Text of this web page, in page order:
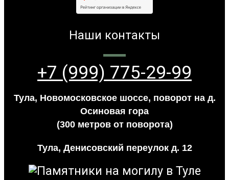
Наши контакты
+7 (999) 775-29-99
Тула, Новомосковское шоссе, поворот на д.
Осиновая гора
(300 метров от поворота)
Тула, Денисовский переулок д. 12